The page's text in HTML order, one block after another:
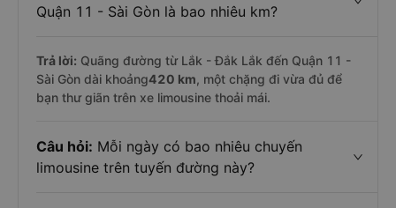
Quận 11 - Sài Gòn là bao nhiêu km?
Trả lời: Quãng đường từ Lắk - Đắk Lắk đến Quận 11 -
Sài Gòn dài khoảng420 km, một chặng đi vừa đủ để
bạn thư giãn trên xe limousine thoải mái.
Câu hỏi: Mỗi ngày có bao nhiêu chuyến
limousine trên tuyến đường này?